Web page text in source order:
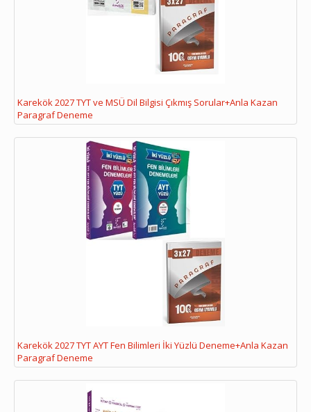
Karekök 2027 TYT ve MSÜ Dil Bilgisi Çıkmış Sorular+Anla Kazan
Paragraf Deneme
Karekök 2027 TYT AYT Fen Bilimleri İki Yüzlü Deneme+Anla Kazan
Paragraf Deneme